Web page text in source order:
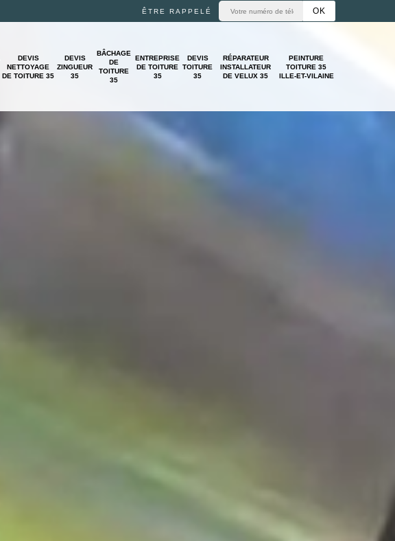
ÊTRE RAPPELÉ
DEVIS
NETTOYAGE
DE TOITURE 35
DEVIS
ZINGUEUR
35
BÂCHAGE
DE
TOITURE
35
ENTREPRISE
DE TOITURE
35
DEVIS
TOITURE
35
RÉPARATEUR
INSTALLATEUR
DE VELUX 35
PEINTURE
TOITURE 35
ILLE-ET-VILAINE